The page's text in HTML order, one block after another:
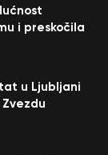
i preskočila
u Ljubljani